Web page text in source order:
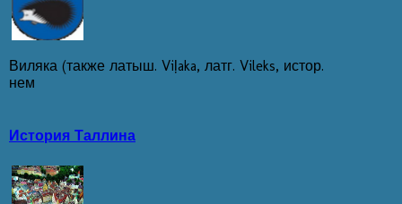
Виляка (также латыш. Viļaka, латг. Vileks, истор.
нем
История Таллина